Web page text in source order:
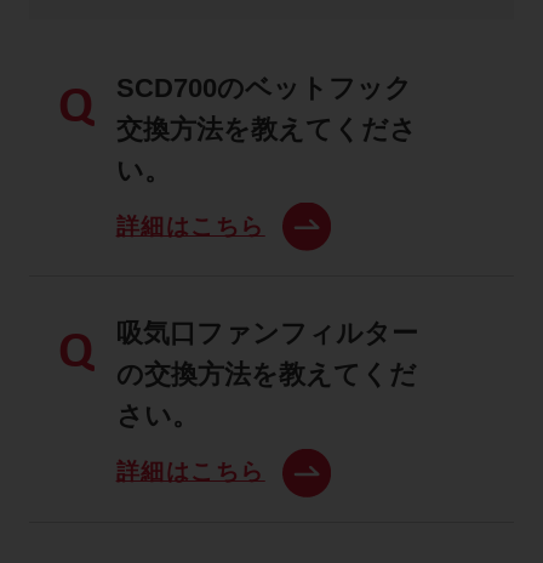
Q
SCD700のベットフック
交換方法を教えてくださ
い。
詳細はこちら
Q
吸気口ファンフィルター
の交換方法を教えてくだ
さい。
詳細はこちら